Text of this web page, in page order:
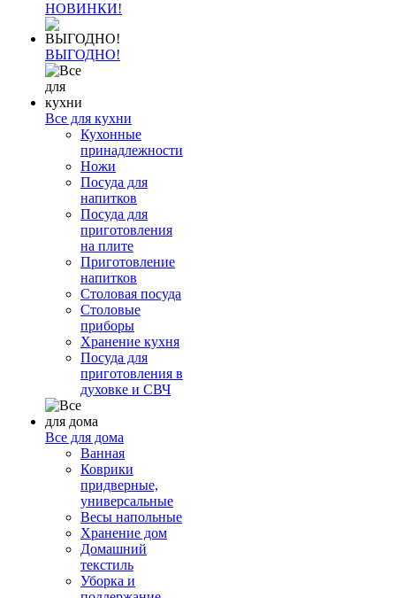
НОВИНКИ!
ВЫГОДНО!
Все для кухни
Кухонные
принадлежности
Ножи
Посуда для
напитков
Посуда для
приготовления
на плите
Приготовление
напитков
Столовая посуда
Столовые
приборы
Хранение кухня
Посуда для
приготовления в
духовке и СВЧ
Все для дома
Ванная
Коврики
придверные,
универсальные
Весы напольные
Хранение дом
Домашний
текстиль
Уборка и